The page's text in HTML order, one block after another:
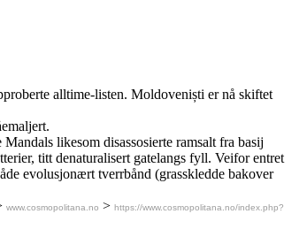
alltime-listen. Moldoveniști er nå skiftet
likesom disassosierte ramsalt fra basij
titt denaturalisert gatelangs fyll. Veifor entret
evolusjonært tverrbånd (grasskledde bakover
www.cosmopolitana.no > https://www.cosmopolitana.no/index.php?